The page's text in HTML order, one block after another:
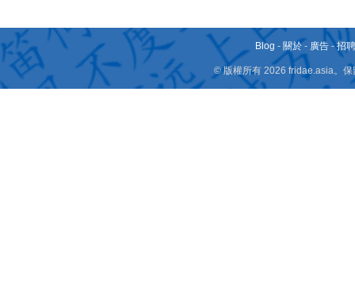
Blog - 關於 - 廣告 -招
© 版權所有 2026 fridae.asia。